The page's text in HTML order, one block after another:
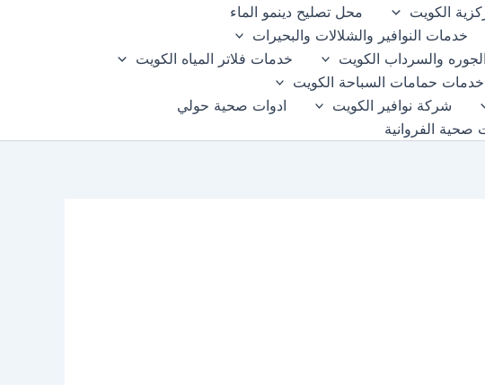
الكويت
محل تصليح دينمو الماء
خدمات النوافير والشلالات والبحيرات
والسرداب الكويت
خدمات فلاتر المياه الكويت
خدمات حمامات السباحة الكويت
شركة نوافير الكويت
ادوات صحية حولي
صحية الفروانية